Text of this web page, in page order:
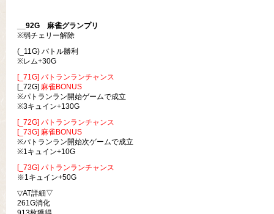
__92G 麻雀グランプリ
※弱チェリー解除
(_11G) バトル勝利
※レム+30G
[_71G] パトランランチャンス
[_72G] 麻雀BONUS
※パトランラン開始ゲームで成立
※3キュイン+130G
[_72G] パトランランチャンス
[_73G] 麻雀BONUS
※パトランラン開始次ゲームで成立
※1キュイン+10G
[_73G] パトランランチャンス
※1キュイン+50G
▽AT詳細▽
261G消化